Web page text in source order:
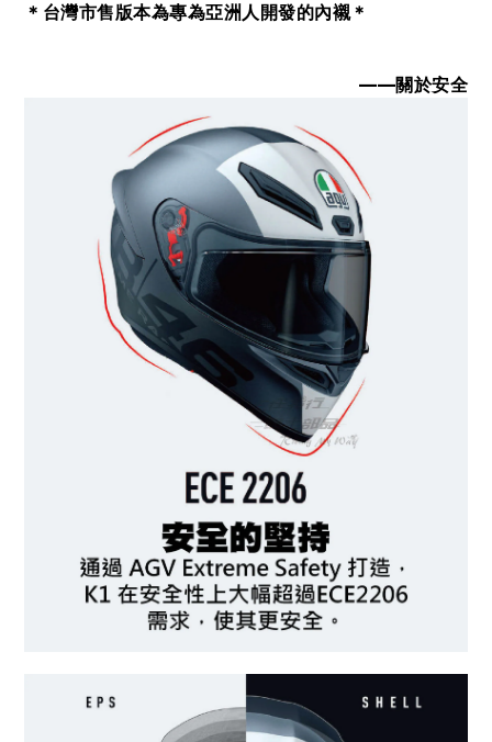
＊台灣市售版本為專為亞洲人開發的內襯＊
——關於安全